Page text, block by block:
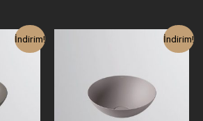
İndirim!
Şu
andaki
İndirim!
Şu
andaki